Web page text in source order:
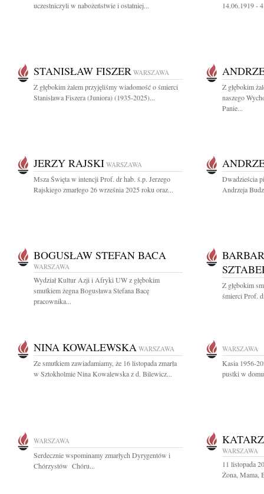
uczestniczyli w nabożeństwie i ostatniej...
14.06.1919 -
STANISŁAW FISZER WARSZAWA
Z głębokim żalem przyjęliśmy wiadomość o śmierci
Stanisława Fiszera (Juniora) (1935-2025)...
Z głębokim
naszego
Panie...
JERZY RAJSKI WARSZAWA
Msza Święta w intencji Prof. dr hab. ś.p. Jerzego
Rajskiego zmarłego 26 września 2025 roku oraz...
Dwadzieścia
Andrzeja
BOGUSŁAW STEFAN BACA
WARSZAWA
Wydział Kultur Azji i Afryki UW z głębokim
smutkiem żegna Bogusława Stefana Bacę
pracownika...
Z głębokim
śmierci Prof.
NINA KOWALEWSKA WARSZAWA
Ze smutkiem zawiadamiamy, że 16 listopada zmarła
w Sztokholmie Nina Kowalewska z d. Bilewicz...
WARSZAWA
Kasia 1956-
pustki w
WARSZAWA
Serdecznie wspominamy zmarłych Dyrygentów i
Chórzystów Chóru...
WARSZAWA
11 listopada
Żona, Mama,